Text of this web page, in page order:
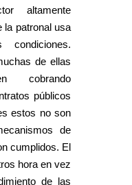
altamente
la patronal usa
de ellas
cobrando
públicos
estos no son
de
cumplidos. El
hora en vez
de las